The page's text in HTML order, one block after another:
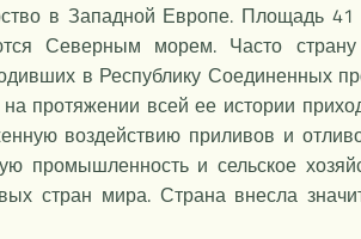
в Западной Европе. Площадь
Северным морем. Часто
в Республику Соединенных
протяжении всей ее истории
воздействию приливов и
промышленность и сельское
стран мира. Страна внесла